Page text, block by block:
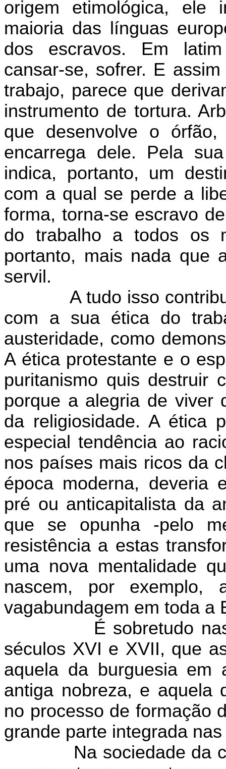
origem etimológica, ele
maioria das línguas
dos escravos. Em latim
cansar-se, sofrer. E
trabajo, parece que
instrumento de tortura.
que desenvolve o
encarrega dele. Pela
indica, portanto, um
com a qual se perde a
forma, torna-se escravo
do trabalho a todos os
portanto, mais nada que
servil.
A tudo isso
com a sua ética do
austeridade, como
A ética protestante e o
puritanismo quis destruir
porque a alegria de viver
da religiosidade. A ética
especial tendência ao
nos países mais ricos da
época moderna, deveria
pré ou anticapitalista da
que se opunha -pelo
resistência a estas
uma nova mentalidade
nascem, por exemplo,
vagabundagem em toda a
É sobretudo
séculos XVI e XVII, que
aquela da burguesia em
antiga nobreza, e aquela
no processo de formação
grande parte integrada
Na sociedade da